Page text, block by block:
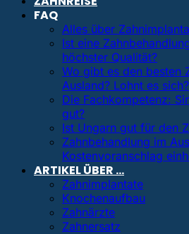
FAQ
Alles über
Ist eine
höchster Qualität?
Wo gibt es den besten
Ausland? Lohnt es sich?
Die Fachkompetenz:
gut?
Ist Ungarn gut für den
Zahnbehandlung im
Kostenvoranschlag
ARTIKEL ÜBER …
Zahnimplantate
Knochenaufbau
Zahnärzte
Zahnersatz